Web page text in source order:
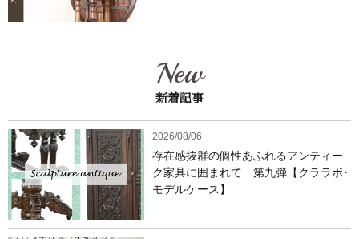
New
新着記事
2026/08/06
存在感抜群の個性あふれるアンティー
ク家具に囲まれて 第九弾【クララボ･
モデルケース】